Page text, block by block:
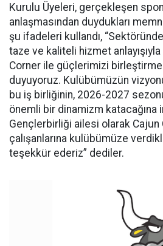
Kurulu Üyeleri, gerçekleşen
anlaşmasından duydukları
şu ifadeleri kullandı,
taze ve kaliteli hizmet anlayışıyla
Corner ile güçlerimizi
duyuyoruz. Kulübümüzün
bu iş birliğinin, 2026-2027
önemli bir dinamizm katacağına
Gençlerbirliği ailesi olarak
çalışanlarına kulübümüze
teşekkür ederiz” dediler.